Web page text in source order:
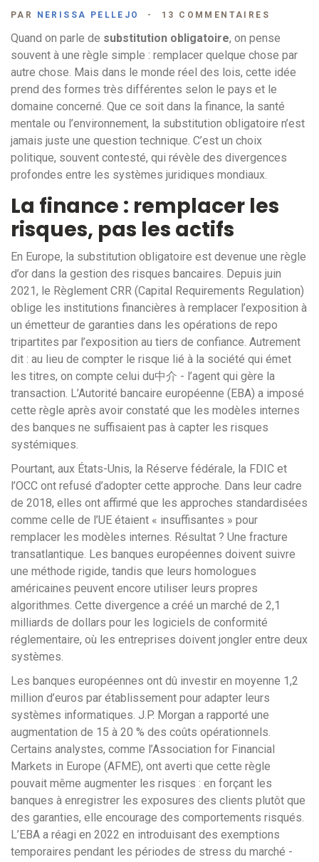
PAR NERISSA PELLEJO 13 COMMENTAIRES
Quand on parle de substitution obligatoire, on pense
souvent à une règle simple : remplacer quelque chose par
autre chose. Mais dans le monde réel des lois, cette idée
prend des formes très différentes selon le pays et le
domaine concerné. Que ce soit dans la finance, la santé
mentale ou l’environnement, la substitution obligatoire n’est
jamais juste une question technique. C’est un choix
politique, souvent contesté, qui révèle des divergences
profondes entre les systèmes juridiques mondiaux.
La finance : remplacer les
risques, pas les actifs
En Europe, la substitution obligatoire est devenue une règle
d’or dans la gestion des risques bancaires. Depuis juin
2021, le Règlement CRR (Capital Requirements Regulation)
oblige les institutions financières à remplacer l’exposition à
un émetteur de garanties dans les opérations de repo
tripartites par l’exposition au tiers de confiance. Autrement
dit : au lieu de compter le risque lié à la société qui émet
les titres, on compte celui du中介 - l’agent qui gère la
transaction. L’Autorité bancaire européenne (EBA) a imposé
cette règle après avoir constaté que les modèles internes
des banques ne suffisaient pas à capter les risques
systémiques.
Pourtant, aux États-Unis, la Réserve fédérale, la FDIC et
l’OCC ont refusé d’adopter cette approche. Dans leur cadre
de 2018, elles ont affirmé que les approches standardisées
comme celle de l’UE étaient « insuffisantes » pour
remplacer les modèles internes. Résultat ? Une fracture
transatlantique. Les banques européennes doivent suivre
une méthode rigide, tandis que leurs homologues
américaines peuvent encore utiliser leurs propres
algorithmes. Cette divergence a créé un marché de 2,1
milliards de dollars pour les logiciels de conformité
réglementaire, où les entreprises doivent jongler entre deux
systèmes.
Les banques européennes ont dû investir en moyenne 1,2
million d’euros par établissement pour adapter leurs
systèmes informatiques. J.P. Morgan a rapporté une
augmentation de 15 à 20 % des coûts opérationnels.
Certains analystes, comme l’Association for Financial
Markets in Europe (AFME), ont averti que cette règle
pouvait même augmenter les risques : en forçant les
banques à enregistrer les exposures des clients plutôt que
des garanties, elle encourage des comportements risqués.
L’EBA a réagi en 2022 en introduisant des exemptions
temporaires pendant les périodes de stress du marché -